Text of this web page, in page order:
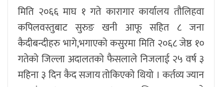
मिति २०६६ माघ १ गते कारागार कार्यालय तौलिहवा
कपिलवस्तुबाट सुरुङ खनी आफू सहित ८ जना
कैदीबन्दीहरु भागे,भगाएको कसुरमा मिति २०६८ जेष्ठ १०
गतेको जिल्ला अदालतको फैसलाले निजलाई २५ वर्ष ३
महिना ३ दिन कैद सजाय तोकिएको थियो । कर्तव्य ज्यान